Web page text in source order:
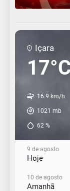
Içara
17°C
16.9 km/h
1021 mb
62 %
9 de agosto
Hoje
10 de agosto
Amanhã